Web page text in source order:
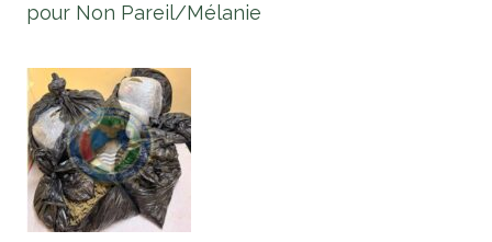
pour Non Pareil/Mélanie